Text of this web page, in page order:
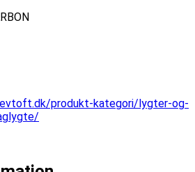
produkt-kategori/lygter-og-